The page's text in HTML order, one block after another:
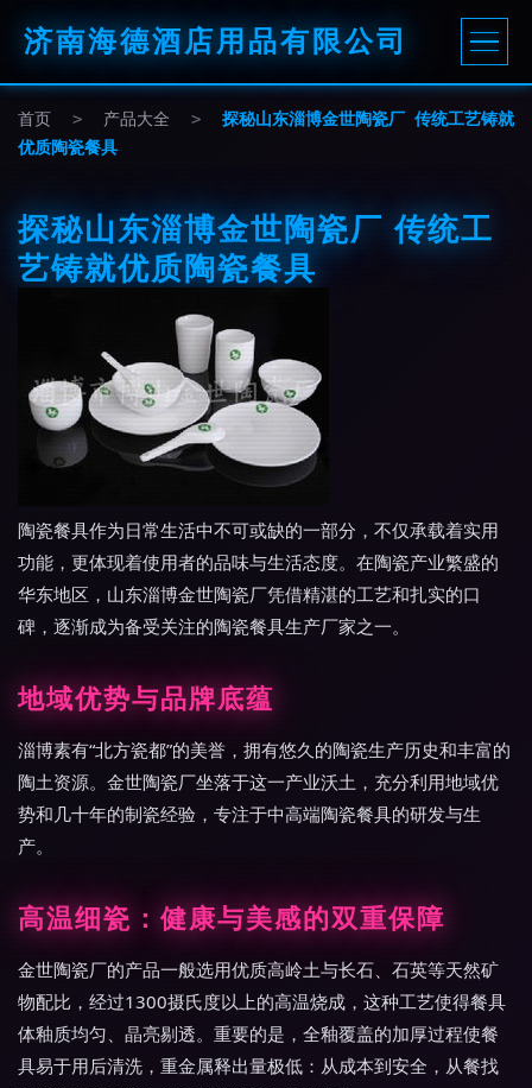
济南海德酒店用品有限公司
首页 > 产品大全 >
探秘山东淄博金世陶瓷厂 传统工艺铸就
优质陶瓷餐具
探秘山东淄博金世陶瓷厂 传统工
艺铸就优质陶瓷餐具
陶瓷餐具作为日常生活中不可或缺的一部分，不仅承载着实用
功能，更体现着使用者的品味与生活态度。在陶瓷产业繁盛的
华东地区，山东淄博金世陶瓷厂凭借精湛的工艺和扎实的口
碑，逐渐成为备受关注的陶瓷餐具生产厂家之一。
地域优势与品牌底蕴
淄博素有“北方瓷都”的美誉，拥有悠久的陶瓷生产历史和丰富的
陶土资源。金世陶瓷厂坐落于这一产业沃土，充分利用地域优
势和几十年的制瓷经验，专注于中高端陶瓷餐具的研发与生
产。
高温细瓷：健康与美感的双重保障
金世陶瓷厂的产品一般选用优质高岭土与长石、石英等天然矿
物配比，经过1300摄氏度以上的高温烧成，这种工艺使得餐具
体釉质均匀、晶亮剔透。重要的是，全釉覆盖的加厚过程使餐
具易于用后清洗，重金属释出量极低：从成本到安全，从餐找